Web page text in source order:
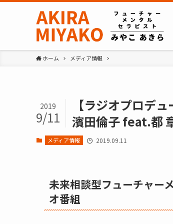
ホーム メディア情報
【ラジオプロデ
濱田倫子 feat.都
2019
9/11
メディア情報 2019.09.11
未来相談型フューチャー
オ番組